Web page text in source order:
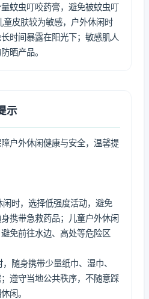
蚊虫叮咬药膏，避免被蚊虫叮
童皮肤较为敏感，户外休闲时
时间暴露在阳光下；敏感肌人
晒产品。
示
户外休闲健康与安全，温馨提
时，选择低强度活动，避免
携带急救药品；儿童户外休闲
免前往水边、高处等危险区
随身携带少量纸巾、湿巾、
遵守当地公共秩序，不随意踩
闲。